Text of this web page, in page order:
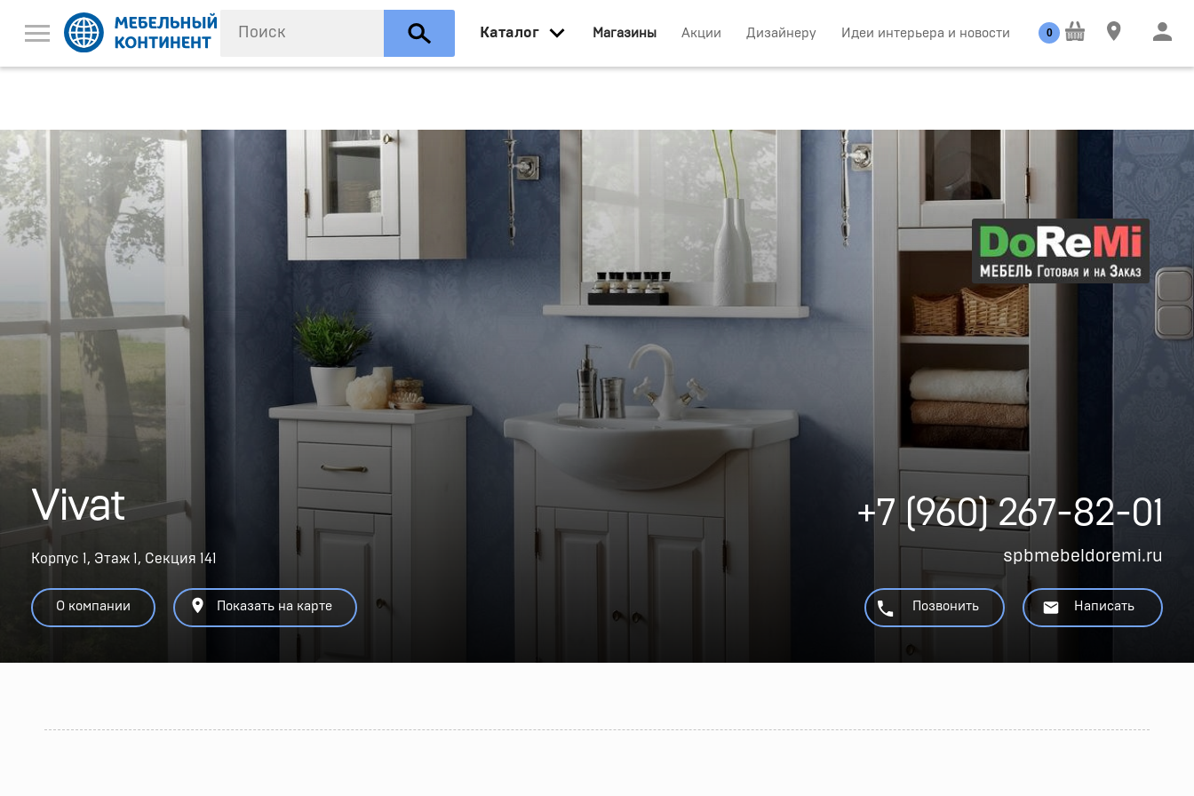
Каталог Магазины Акции Дизайнеру Идеи интерьера и новости 0
Vivat
Корпус 1, Этаж 1, Секция 141
О компании Показать на карте
+7 (960) 267-82-01
spbmebeldoremi.ru
Написать
Позвонить